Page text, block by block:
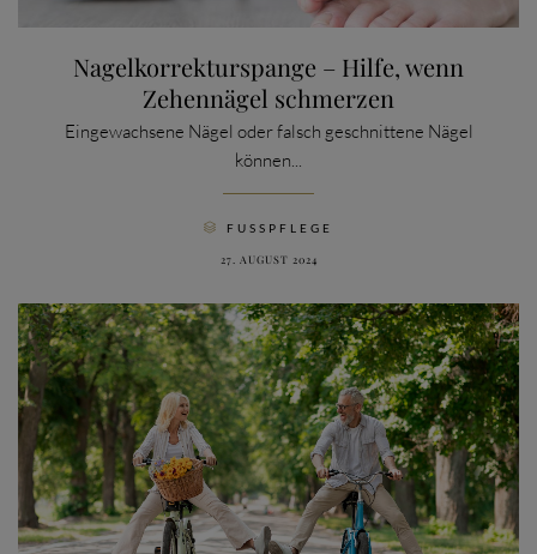
Nagelkorrekturspange – Hilfe, wenn
Zehennägel schmerzen
Eingewachsene Nägel oder falsch geschnittene Nägel
können...
 FUSSPFLEGE
27. AUGUST 2024